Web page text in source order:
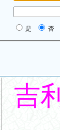
是 否
吉